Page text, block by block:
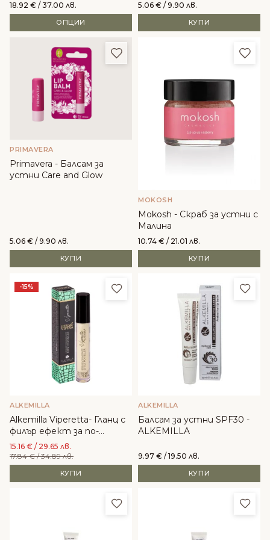
18.92 € / 37.00 лв.
ОПЦИИ
5.06 € / 9.90 лв.
КУПИ
Добави в любими
PRIMAVERA
Primavera - Балсам за
устни Care and Glow
5.06 € / 9.90 лв.
КУПИ
MOKOSH
Mokosh - Скраб за устни с
Малина
10.74 € / 21.01 лв.
КУПИ
-15% Добави в любими
ALKEMILLA
Alkemilla Viperetta- Гланц с
филър ефект за по-
обемни устни
15.16 € / 29.65 лв.
17.84€/ 34.89 лв.
КУПИ
ALKEMILLA
Балсам за устни SPF30 -
ALKEMILLA
9.97 € / 19.50 лв.
КУПИ
Добави в любими